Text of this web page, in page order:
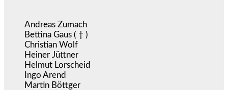
Andreas Zumach
Bettina Gaus ( † )
Christian Wolf
Heiner Jüttner
Helmut Lorscheid
Ingo Arend
Martin Böttger